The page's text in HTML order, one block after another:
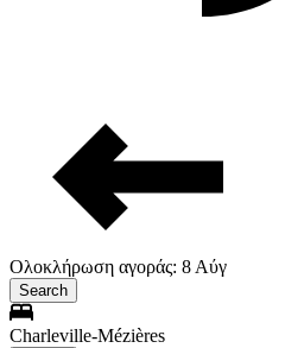
Ολοκλήρωση αγοράς: 8 Αύγ
Search
Charleville-Mézières